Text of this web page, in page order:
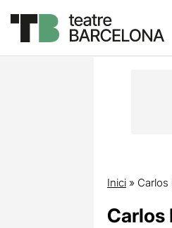
Inici» Carlos
Carlos